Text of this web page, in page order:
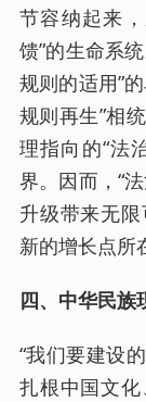
节容纳起来
馈”的生命系
规则的适用”
规则再生”相
理指向的“法
界。因而，“
升级带来无
新的增长点所
四、中华民族
“我们要建设
扎根中国文